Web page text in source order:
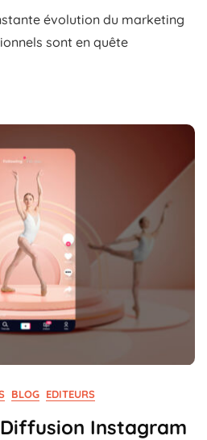
évolution du marketing
sont en quête
BLOG EDITEURS
Instagram